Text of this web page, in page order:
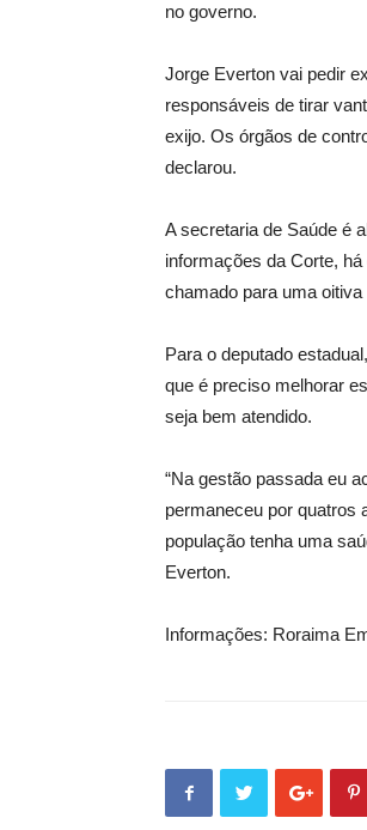
no governo.
Jorge Everton vai pedir
responsáveis de tirar
exijo. Os órgãos de
declarou.
A secretaria de Saúde é
informações da Corte,
chamado para uma
Para o deputado
que é preciso melhorar
seja bem atendido.
“Na gestão passada eu
permaneceu por quatros
população tenha uma
Everton.
Informações: Roraima